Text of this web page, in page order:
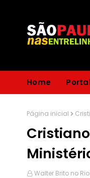
Home
Página inicial
Walter Brito no